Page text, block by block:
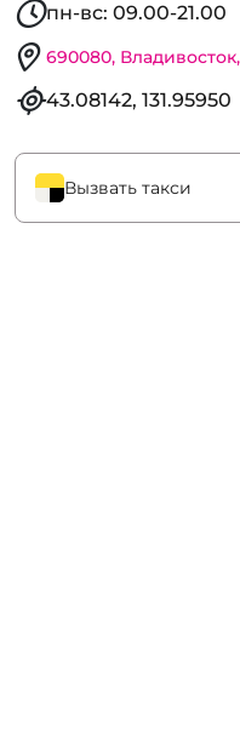
пн-вс: 09.00-21.00
690080,
43.08142, 131.95950
Вызвать такси